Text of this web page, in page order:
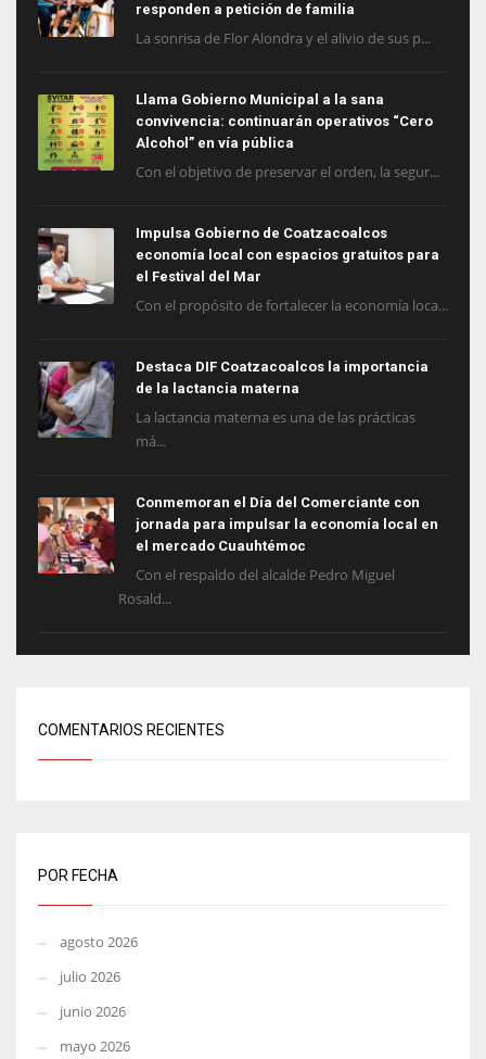
responden a petición de familia
La sonrisa de Flor Alondra y el alivio de sus p...
Llama Gobierno Municipal a la sana
convivencia: continuarán operativos “Cero
Alcohol” en vía pública
Con el objetivo de preservar el orden, la segur...
Impulsa Gobierno de Coatzacoalcos
economía local con espacios gratuitos para
el Festival del Mar
Con el propósito de fortalecer la economía loca...
Destaca DIF Coatzacoalcos la importancia
de la lactancia materna
La lactancia materna es una de las prácticas
má...
Conmemoran el Día del Comerciante con
jornada para impulsar la economía local en
el mercado Cuauhtémoc
Con el respaldo del alcalde Pedro Miguel
Rosald...
COMENTARIOS RECIENTES
POR FECHA
agosto 2026
julio 2026
junio 2026
mayo 2026